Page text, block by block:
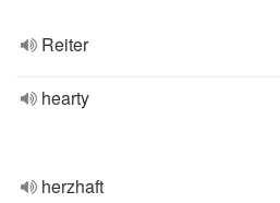
Reiter
hearty
herzhaft